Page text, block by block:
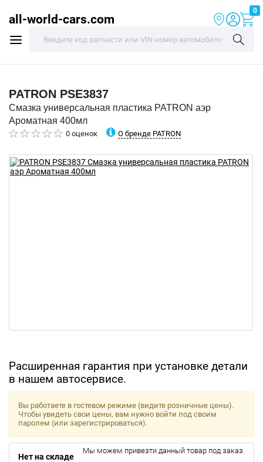
all-world-cars.com
0
PATRON PSE3837
Смазка универсальная пластика PATRON аэр
Ароматная 400мл
0 оценок О бренде PATRON
Расширенная гарантия при установке детали
в нашем автосервисе.
Вы работаете в гостевом режиме (видите розничные цены).
Чтобы увидеть свои цены, вам нужно войти под своим
паролем (или зарегистрироваться).
Нет на складе
Мы можем привезти данный товар под заказ.